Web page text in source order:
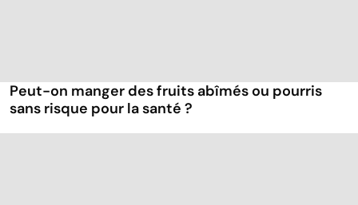
Peut-on manger des fruits abîmés ou pourris
sans risque pour la santé ?